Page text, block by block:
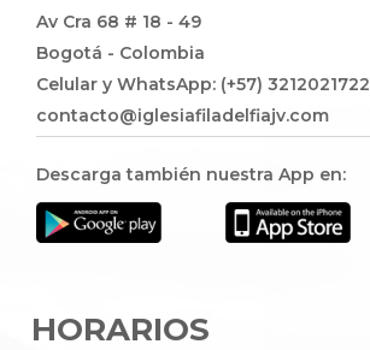
Av Cra 68 # 18 - 49
Bogotá - Colombia
Celular y WhatsApp: (+57) 3212021722
contacto@iglesiafiladelfiajv.com
Descarga también nuestra App en:
HORARIOS